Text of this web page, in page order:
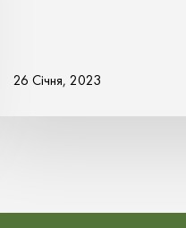
26 Січня, 2023